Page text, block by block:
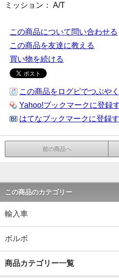
ミッション： A/T
この商品について問い合わせる
この商品を友達に教える
買い物を続ける
この商品をログピでつぶやく
Yahoo!ブックマークに登録
はてなブックマークに登録
前の商品へ
この商品のカテゴリー
輸入車
ボルボ
商品カテゴリー一覧